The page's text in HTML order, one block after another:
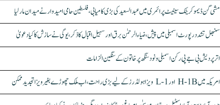
مشی گن ڈیموکریٹک سینیٹ پرائمری میں عبدالسعید کی بڑی کامیابی، فلسطین حامی امیدوار نے میدان مار لیا
سنبھل تشدد رپورٹ اسمبلی میں پیش، ضیاء الرحمٰن برق اور سہیل اقبال کا ذکر، یوگی نے سازش کا کیا دعویٰ
اتر پردیش بی جے پی رکن اسمبلی ونود سنگھ پر خاتون کے سنگین الزامات
امریکہ میں H-1B اور L-1 ویزا ہولڈرز کے لیے بڑی راحت، اب ملک چھوڑے بغیر ویزا تجدید ممکن